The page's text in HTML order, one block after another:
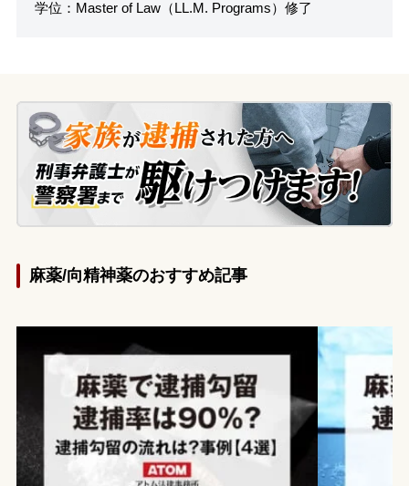
学位：Master of Law（LL.M. Programs）修了
麻薬/向精神薬のおすすめ記事